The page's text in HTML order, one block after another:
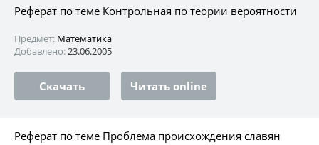
Реферат по теме Контрольная по теории вероятности
Предмет: Математика
Добавлено:23.06.2005
Скачать Читать online
Реферат по теме Проблема происхождения славян